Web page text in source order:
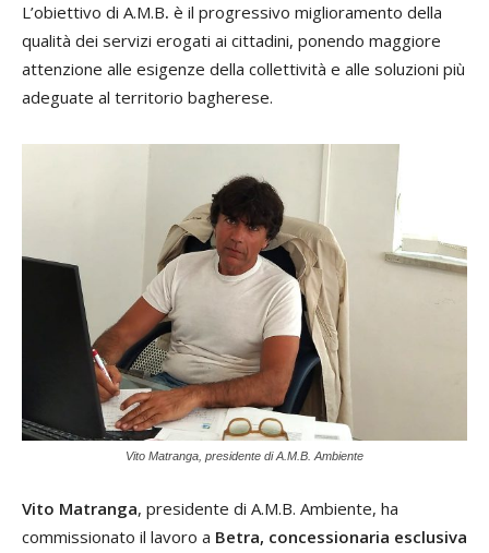
L’obiettivo di A.M.B. è il progressivo miglioramento della
qualità dei servizi erogati ai cittadini, ponendo maggiore
attenzione alle esigenze della collettività e alle soluzioni più
adeguate al territorio bagherese.
Vito Matranga, presidente di A.M.B. Ambiente
Vito Matranga, presidente di A.M.B. Ambiente, ha
commissionato il lavoro a Betra, concessionaria esclusiva